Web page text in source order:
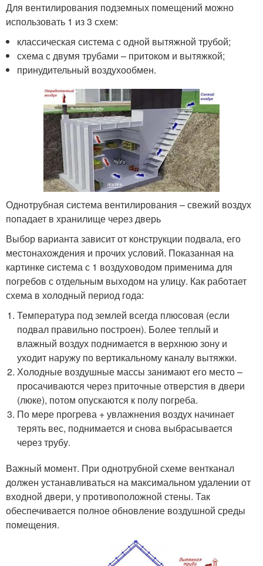
Для вентилирования подземных помещений можно
использовать 1 из 3 схем:
классическая система с одной вытяжной трубой;
схема с двумя трубами – притоком и вытяжкой;
принудительный воздухообмен.
Однотрубная система вентилирования – свежий воздух
попадает в хранилище через дверь
Выбор варианта зависит от конструкции подвала, его
местонахождения и прочих условий. Показанная на
картинке система с 1 воздуховодом применима для
погребов с отдельным выходом на улицу. Как работает
схема в холодный период года:
Температура под землей всегда плюсовая (если
подвал правильно построен). Более теплый и
влажный воздух поднимается в верхнюю зону и
уходит наружу по вертикальному каналу вытяжки.
Холодные воздушные массы занимают его место –
просачиваются через приточные отверстия в двери
(люке), потом опускаются к полу погреба.
По мере прогрева + увлажнения воздух начинает
терять вес, поднимается и снова выбрасывается
через трубу.
Важный момент. При однотрубной схеме вентканал
должен устанавливаться на максимальном удалении от
входной двери, у противоположной стены. Так
обеспечивается полное обновление воздушной среды
помещения.